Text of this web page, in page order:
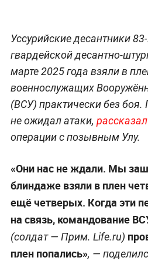
Уссурийские десантники
гвардейской десантно-
марте 2025 года взяли в
военнослужащих
(ВСУ) практически без
не ожидал атаки, рассказал
операции с позывным Улу.
«Они нас не ждали. Мы
блиндаже взяли в плен
ещё четверых. Когда эти
на связь, командование
(солдат — Прим. Life.ru)
плен попались», —